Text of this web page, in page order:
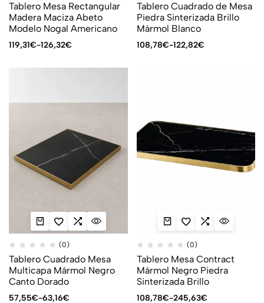
Tablero Mesa Rectangular
Madera Maciza Abeto
Modelo Nogal Americano
119,31€-126,32€
Tablero Cuadrado de Mesa
Piedra Sinterizada Brillo
Mármol Blanco
108,78€-122,82€
(0)
Tablero Cuadrado Mesa
Multicapa Mármol Negro
Canto Dorado
57,55€-63,16€
(0)
Tablero Mesa Contract
Mármol Negro Piedra
Sinterizada Brillo
108,78€-245,63€